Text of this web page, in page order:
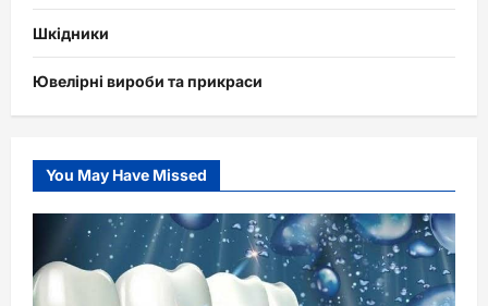
Шкідники
Ювелірні вироби та прикраси
You May Have Missed